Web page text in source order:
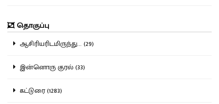
தொகுப்பு
ஆசிரியரிடமிருந்து... (29)
இன்னொரு குரல் (33)
கட்டுரை (1283)